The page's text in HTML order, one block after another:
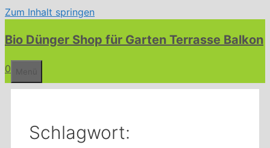
Zum Inhalt springen
Bio Dünger Shop für Garten Terrasse Balkon
0
Schlagwort: